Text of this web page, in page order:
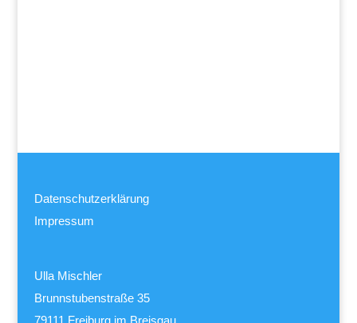
Datenschutzerklärung
Impressum
Ulla Mischler
Brunnstubenstraße 35